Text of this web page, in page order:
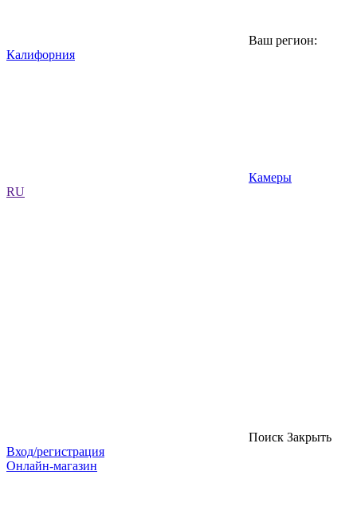
Ваш регион:
Калифорния
Камеры
RU
Поиск Закрыть
Вход/регистрация
Онлайн-магазин